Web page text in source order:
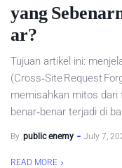
yang
ar?
Tujuan artikel ini:
(Cross‑Site Request
memisahkan mitos dari
benar‑benar terjadi di
By public enemy July 7,
READ MORE